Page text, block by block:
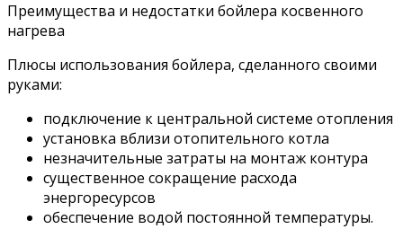
Преимущества и недостатки бойлера косвенного
нагрева
Плюсы использования бойлера, сделанного своими
руками:
подключение к центральной системе отопления
установка вблизи отопительного котла
незначительные затраты на монтаж контура
существенное сокращение расхода
энергоресурсов
обеспечение водой постоянной температуры.